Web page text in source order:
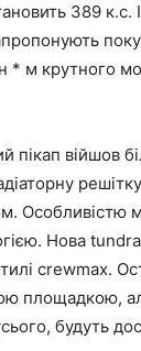
389
* м крутного
війшов
Особливістю
Нова
crewmax.
площадкою,
будуть